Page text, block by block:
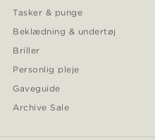
Tasker & punge
Beklædning & undertøj
Briller
Personlig pleje
Gaveguide
Archive Sale